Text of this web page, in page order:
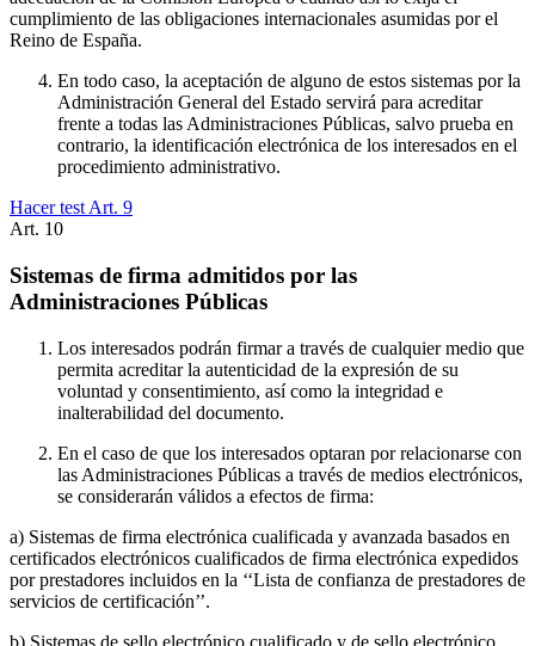
cumplimiento de las obligaciones internacionales asumidas por el
Reino de España.
En todo caso, la aceptación de alguno de estos sistemas por la
Administración General del Estado servirá para acreditar
frente a todas las Administraciones Públicas, salvo prueba en
contrario, la identificación electrónica de los interesados en el
procedimiento administrativo.
Hacer test Art. 9
Art. 10
Sistemas de firma admitidos por las
Administraciones Públicas
Los interesados podrán firmar a través de cualquier medio que
permita acreditar la autenticidad de la expresión de su
voluntad y consentimiento, así como la integridad e
inalterabilidad del documento.
En el caso de que los interesados optaran por relacionarse con
las Administraciones Públicas a través de medios electrónicos,
se considerarán válidos a efectos de firma:
a) Sistemas de firma electrónica cualificada y avanzada basados en
certificados electrónicos cualificados de firma electrónica expedidos
por prestadores incluidos en la ‘‘Lista de confianza de prestadores de
servicios de certificación’’.
b) Sistemas de sello electrónico cualificado y de sello electrónico